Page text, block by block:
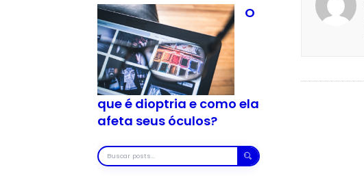
O
que é dioptria e como ela
afeta seus óculos?
Buscar
posts